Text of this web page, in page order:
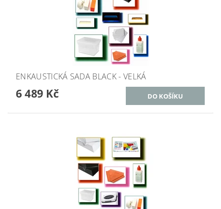
ENKAUSTICKÁ SADA BLACK - VELKÁ
6 489 Kč